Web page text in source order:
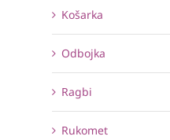
Košarka
Odbojka
Ragbi
Rukomet